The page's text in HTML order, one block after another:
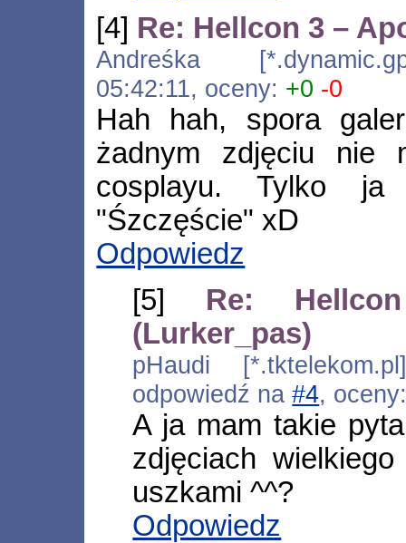
[4] Re: Hellcon 3 –
Andreśka
05:42:11, oceny: +0 -0
Hah hah, spora
żadnym zdjęciu nie
cosplayu. Tylko
"Śzczęście" xD
Odpowiedz
[5] Re:
(Lurker_pas)
pHaudi
odpowiedź na#4,
A ja mam takie
zdjęciach
uszkami ^^?
Odpowiedz